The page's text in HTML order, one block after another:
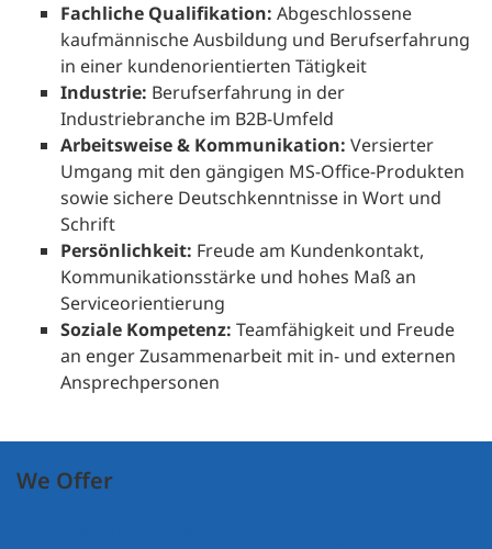
Fachliche Qualifikation: Abgeschlossene
kaufmännische Ausbildung und Berufserfahrung
in einer kundenorientierten Tätigkeit
Industrie: Berufserfahrung in der
Industriebranche im B2B-Umfeld
Arbeitsweise & Kommunikation: Versierter
Umgang mit den gängigen MS-Office-Produkten
sowie sichere Deutschkenntnisse in Wort und
Schrift
Persönlichkeit: Freude am Kundenkontakt,
Kommunikationsstärke und hohes Maß an
Serviceorientierung
Soziale Kompetenz: Teamfähigkeit und Freude
an enger Zusammenarbeit mit in- und externen
Ansprechpersonen
We Offer